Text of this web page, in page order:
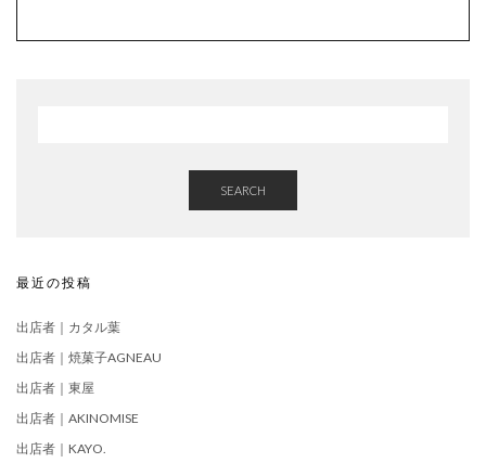
SEARCH
最近の投稿
出店者｜カタル葉
出店者｜焼菓子AGNEAU
出店者｜東屋
出店者｜AKINOMISE
出店者｜KAYO.